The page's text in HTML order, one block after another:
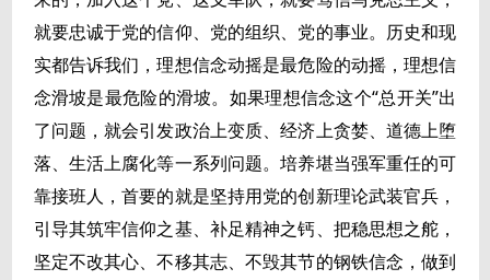
就要忠诚于党的信仰、党的组织、党的事业。历史和现
实都告诉我们，理想信念动摇是最危险的动摇，理想信
念滑坡是最危险的滑坡。如果理想信念这个“总开关”出
了问题，就会引发政治上变质、经济上贪婪、道德上堕
落、生活上腐化等一系列问题。培养堪当强军重任的可
靠接班人，首要的就是坚持用党的创新理论武装官兵，
引导其筑牢信仰之基、补足精神之钙、把稳思想之舵，
坚定不改其心、不移其志、不毁其节的钢铁信念，做到